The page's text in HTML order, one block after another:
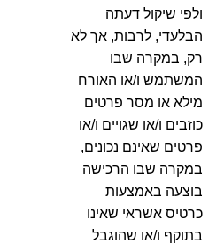
ולפי שיקול דעתה
הבלעדי, לרבות, אך לא
רק, במקרה שבו
המשתמש ו/או האורח
מילא או מסר פרטים
כוזבים ו/או שגויים ו/או
פרטים שאינם נכונים,
במקרה שבו הרכישה
בוצעה באמצעות
כרטיס אשראי שאינו
בתוקף ו/או שהוגבל